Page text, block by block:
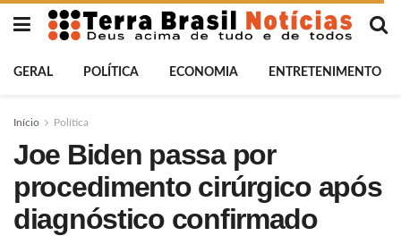
GERAL POLÍTICA ECONOMIA ENTRETENIMENTO
Início Política
Joe Biden passa por
procedimento cirúrgico após
diagnóstico confirmado